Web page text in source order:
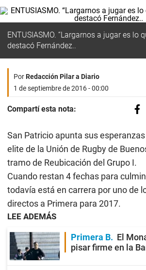
ENTUSIASMO. “Largarnos a jugar es lo
destacó Fernández..
PorRedacción Pilar a Diario
1 de septiembre de 2016 - 00:00
Compartí esta nota:
San Patricio apunta sus
elite de la Unión de Rugby de
tramo de Reubicación del Grupo I.
Cuando restan 4 fechas para
todavía está en carrera por uno de
directos a Primera para 2017.
LEE ADEMÁS
Primera B
El
pisar firme en la